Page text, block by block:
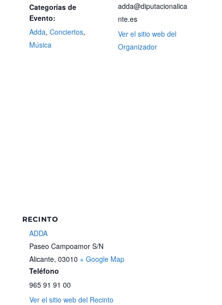
Categorías de
Evento:
Adda, Conciertos,
Música
adda@diputacionalica
nte.es
Ver el sitio web del
Organizador
RECINTO
ADDA
Paseo Campoamor S/N
Alicante, 03010 + Google Map
Teléfono
965 91 91 00
Ver el sitio web del Recinto